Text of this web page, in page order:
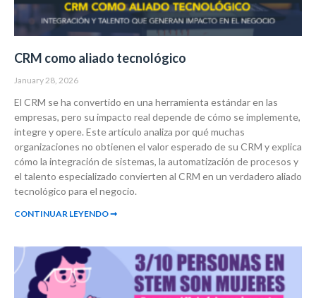
CRM como aliado tecnológico
January 28, 2026
El CRM se ha convertido en una herramienta estándar en las
empresas, pero su impacto real depende de cómo se implemente,
integre y opere. Este artículo analiza por qué muchas
organizaciones no obtienen el valor esperado de su CRM y explica
cómo la integración de sistemas, la automatización de procesos y
el talento especializado convierten al CRM en un verdadero aliado
tecnológico para el negocio.
CONTINUAR LEYENDO ➞